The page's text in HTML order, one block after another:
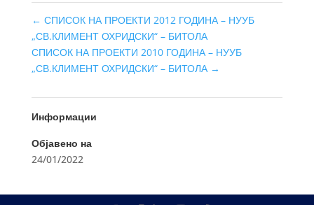
← СПИСОК НА ПРОЕКТИ 2012 ГОДИНА – НУУБ
„СВ.КЛИМЕНТ ОХРИДСКИ“ – БИТОЛА
СПИСОК НА ПРОЕКТИ 2010 ГОДИНА – НУУБ
„СВ.КЛИМЕНТ ОХРИДСКИ“ – БИТОЛА →
Информации
Објавено на
24/01/2022